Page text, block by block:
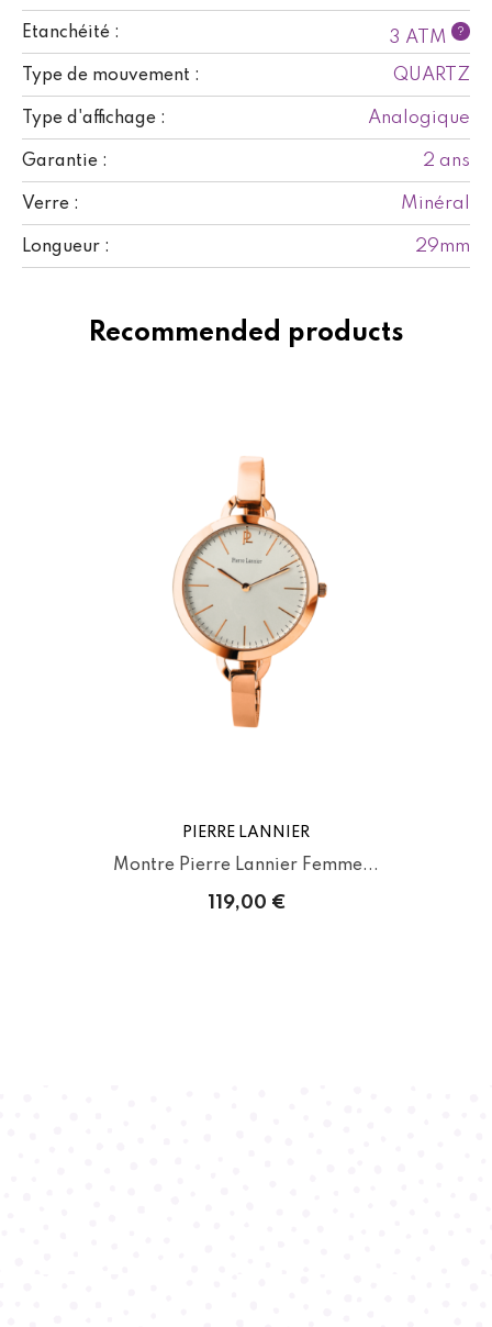
Etanchéité : 3 ATM ?
Type de mouvement : QUARTZ
Type d'affichage : Analogique
Garantie : 2 ans
Verre : Minéral
Longueur : 29mm
Recommended products
PIERRE LANNIER
Montre Pierre Lannier Femme...
119,00 €